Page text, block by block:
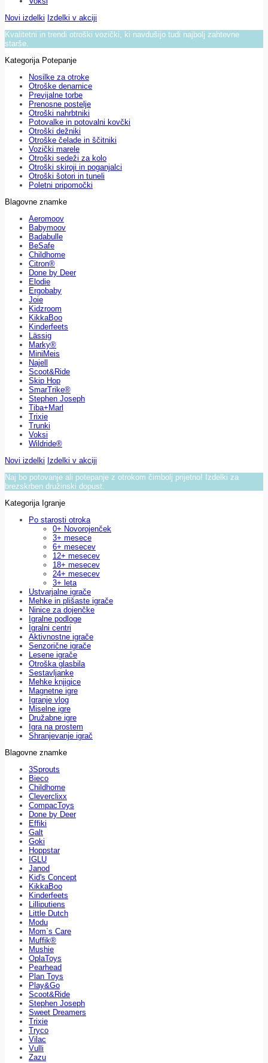
Novi izdelki Izdelki v akciji
Kvalitetni in trendi otroški vozički, ki navdušijo tudi najbolj zahtevne
starše.
Kategorija Potepanje
Nosilke za otroke
Otroške denarnice
Previjalne torbe
Prenosne postelje
Otroški nahrbtniki
Potovalke in potovalni kovčki
Otroški dežniki
Otroške čelade in ščitniki
Vozički marele
Otroški sedeži za kolo
Otroški skiroji in poganjalci
Otroški šotori in tuneli
Poletni pripomočki
Blagovne znamke
Aeromoov
Babymoov
Badabulle
BeSafe
Childhome
Citron®
Done by Deer
Elodie
Ergobaby
Joie
Kidzroom
KikkaBoo
Kinderfeets
Lässig
Marky®
MiniMeis
Najell
Scoot&Ride
Skip Hop
SmarTrike®
Stephen Joseph
Tiba+Marl
Trixie
Trunki
Voksi
Wildride®
Novi izdelki Izdelki v akciji
Naj bo potovanje ali potepanje z otrokom čimbolj prijetno! Izdelki za
brezskrben družinski dopust.
Kategorija Igranje
Po starosti otroka
0+ Novorojenček
3+ mesece
6+ mesecev
12+ mesecev
18+ mesecev
24+ mesecev
3+ leta
Ustvarjalne igrače
Mehke in plišaste igrače
Ninice za dojenčke
Igralne podloge
Igralni centri
Aktivnostne igrače
Senzorične igrače
Lesene igrače
Otroška glasbila
Sestavljanke
Mehke knjigice
Magnetne igre
Igranje vlog
Miselne igre
Družabne igre
Igra na prostem
Shranjevanje igrač
Blagovne znamke
3Sprouts
Bieco
Childhome
Cleverclixx
CompacToys
Done by Deer
Effiki
Galt
Goki
Hoppstar
IGLU
Janod
Kid's Concept
KikkaBoo
Kinderfeets
Lilliputiens
Little Dutch
Modu
Mom`s Care
Muffik®
Mushie
OplaToys
Pearhead
Plan Toys
Play&Go
Scoot&Ride
Stephen Joseph
Sweet Dreamers
Trixie
Tryco
Vilac
Vulli
Zazu